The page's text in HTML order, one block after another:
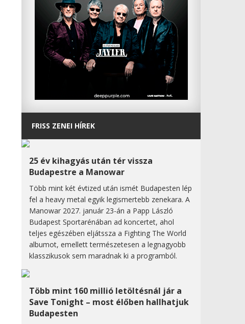
FRISS ZENEI HÍREK
25 év kihagyás után tér vissza
Budapestre a Manowar
Több mint két évtized után ismét Budapesten lép
fel a heavy metal egyik legismertebb zenekara. A
Manowar 2027. január 23-án a Papp László
Budapest Sportarénában ad koncertet, ahol
teljes egészében eljátssza a Fighting The World
albumot, emellett természetesen a legnagyobb
klasszikusok sem maradnak ki a programból.
Több mint 160 millió letöltésnál jár a
Save Tonight – most élőben hallhatjuk
Budapesten